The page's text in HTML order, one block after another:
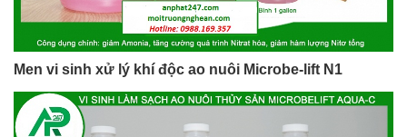
Men vi sinh xử lý khí độc ao nuôi Microbe-lift N1